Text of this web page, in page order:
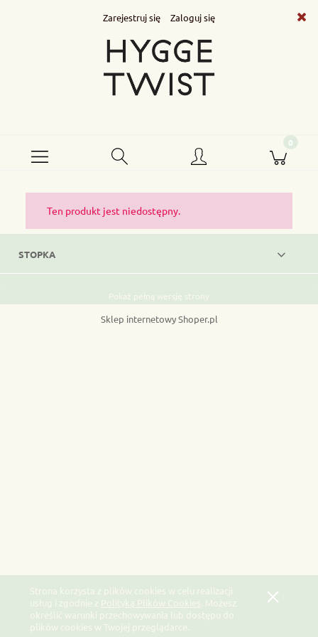
Strona korzysta z plików cookies w celu realizacji
usług i zgodnie z Polityką Plików Cookies . Możesz
określić warunki przechowywania lub dostępu do
plików cookies w Twojej przeglądarce.
Zarejestruj się Zaloguj się
Ten produkt jest niedostępny.
STOPKA
Pokaż pełną wersję strony
Sklep internetowy Shoper.pl